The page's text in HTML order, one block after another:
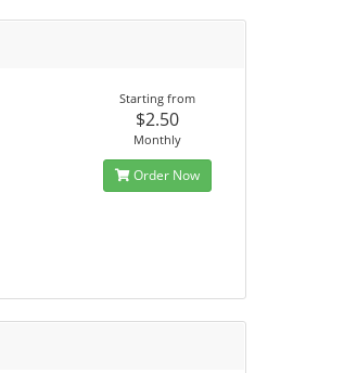
Starting from
$2.50
Monthly
Order Now